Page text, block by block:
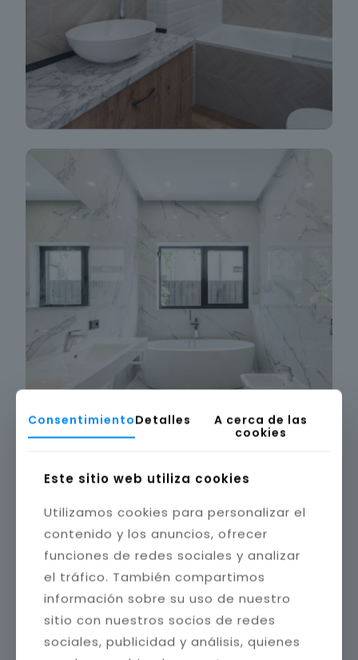
ConsentimientoDetalles
A cerca de las
cookies
Este sitio web utiliza cookies
Utilizamos cookies para personalizar el
contenido y los anuncios, ofrecer
funciones de redes sociales y analizar
el tráfico. También compartimos
información sobre su uso de nuestro
sitio con nuestros socios de redes
sociales, publicidad y análisis, quienes